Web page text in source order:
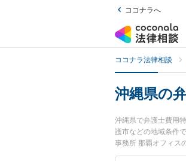
ココナラへ
ココナラ法律相談
沖縄県の
沖縄県で弁護士費用
護市などの地域条件
事務所 那覇オフィス
みなどが注目されて